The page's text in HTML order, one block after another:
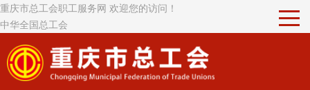
重庆市总工会职工服务网 欢迎您的访问！
中华全国总工会